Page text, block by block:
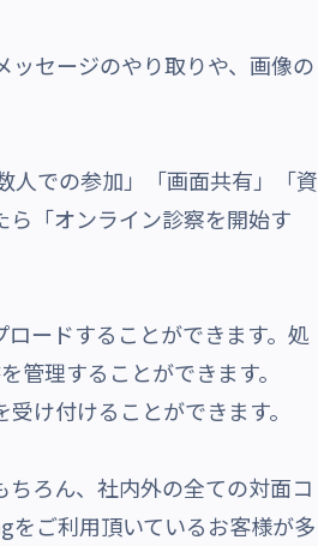
セージのやり取りや、画像の
人での参加」「画面共有」「資
「オンライン診察を開始す
ードすることができます。処
管理することができます。
け付けることができます。
ろん、社内外の全ての対面コ
をご利用頂いているお客様が多